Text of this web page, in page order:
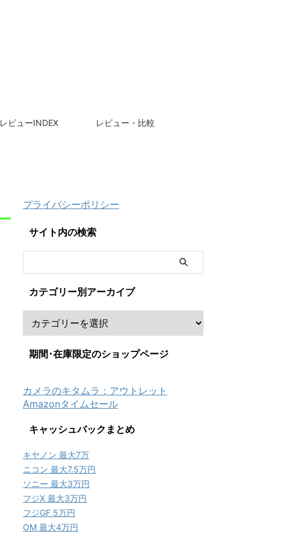
レビューINDEX レビュー・比較
プライバシーポリシー
サイト内の検索
カテゴリー別アーカイブ
期間･在庫限定のショップページ
カメラのキタムラ：アウトレット
Amazonタイムセール
キャッシュバックまとめ
キヤノン 最大7万
ニコン 最大7.5万円
ソニー 最大3万円
フジX 最大3万円
フジGF 5万円
OM 最大4万円